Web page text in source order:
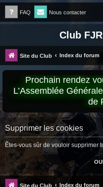
FAQ Nous contacter
Club
Site du Club Index du forum
Prochain rendez
L’Assemblée
de
Supprimer les cookies
Êtes-vous sûr de vouloir supprimer
Site du Club Index du forum